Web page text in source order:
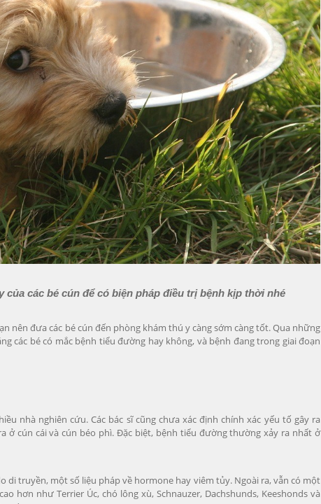
của các bé cún để có biện pháp điều trị bệnh kịp thời nhé
nên đưa các bé cún đến phòng khám thú y càng sớm càng tốt. Qua những
các bé có mắc bệnh tiểu đường hay không, và bệnh đang trong giai đoạn
nhà nghiên cứu. Các bác sĩ cũng chưa xác định chính xác yếu tố gây ra
ở cún cái và cún béo phì. Đặc biệt, bệnh tiểu đường thường xảy ra nhất ở
di truyền, một số liệu pháp về hormone hay viêm tủy. Ngoài ra, vẫn có một
hơn như Terrier Úc, chó lông xù, Schnauzer, Dachshunds, Keeshonds và